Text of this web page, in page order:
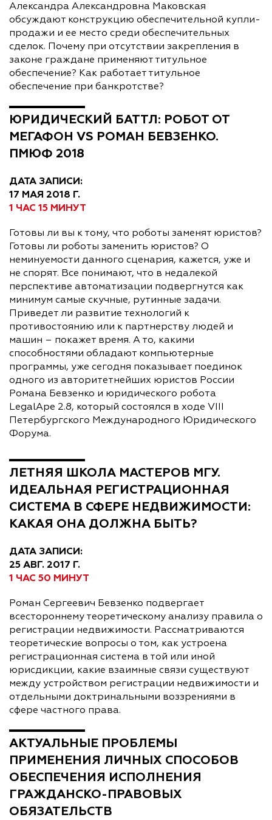
Александра Александровна Маковская
обсуждают конструкцию обеспечительной купли-
продажи и ее место среди обеспечительных
сделок. Почему при отсутствии закрепления в
законе граждане применяют титульное
обеспечение? Как работает титульное
обеспечение при банкротстве?
ЮРИДИЧЕСКИЙ БАТТЛ: РОБОТ ОТ
МЕГАФОН VS РОМАН БЕВЗЕНКО.
ПМЮФ 2018
ДАТА ЗАПИСИ:
17 МАЯ 2018 Г.
1 ЧАС 15 МИНУТ
Готовы ли вы к тому, что роботы заменят юристов?
Готовы ли роботы заменить юристов? О
неминуемости данного сценария, кажется, уже и
не спорят. Все понимают, что в недалекой
перспективе автоматизации подвергнутся как
минимум самые скучные, рутинные задачи.
Приведет ли развитие технологий к
противостоянию или к партнерству людей и
машин – покажет время. А то, какими
способностями обладают компьютерные
программы, уже сегодня показывает поединок
одного из авторитетнейших юристов России
Романа Бевзенко и юридического робота
LegalApe 2.8, который состоялся в ходе VIII
Петербургского Международного Юридического
Форума.
ЛЕТНЯЯ ШКОЛА МАСТЕРОВ МГУ.
ИДЕАЛЬНАЯ РЕГИСТРАЦИОННАЯ
СИСТЕМА В СФЕРЕ НЕДВИЖИМОСТИ:
КАКАЯ ОНА ДОЛЖНА БЫТЬ?
ДАТА ЗАПИСИ:
25 АВГ. 2017 Г.
1 ЧАС 50 МИНУТ
Роман Сергеевич Бевзенко подвергает
всестороннему теоретическому анализу правила о
регистрации недвижимости. Рассматриваются
теоретические вопросы о том, как устроена
регистрационная система в той или иной
юрисдикции, какие взаимные связи существуют
между устройством регистрации недвижимости и
отдельными доктринальными воззрениями в
сфере частного права.
АКТУАЛЬНЫЕ ПРОБЛЕМЫ
ПРИМЕНЕНИЯ ЛИЧНЫХ СПОСОБОВ
ОБЕСПЕЧЕНИЯ ИСПОЛНЕНИЯ
ГРАЖДАНСКО-ПРАВОВЫХ
ОБЯЗАТЕЛЬСТВ